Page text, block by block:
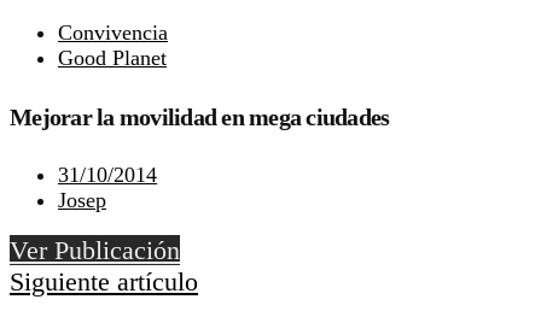
Convivencia
Good Planet
Mejorar la movilidad en mega ciudades
31/10/2014
Josep
Ver Publicación
Siguiente artículo